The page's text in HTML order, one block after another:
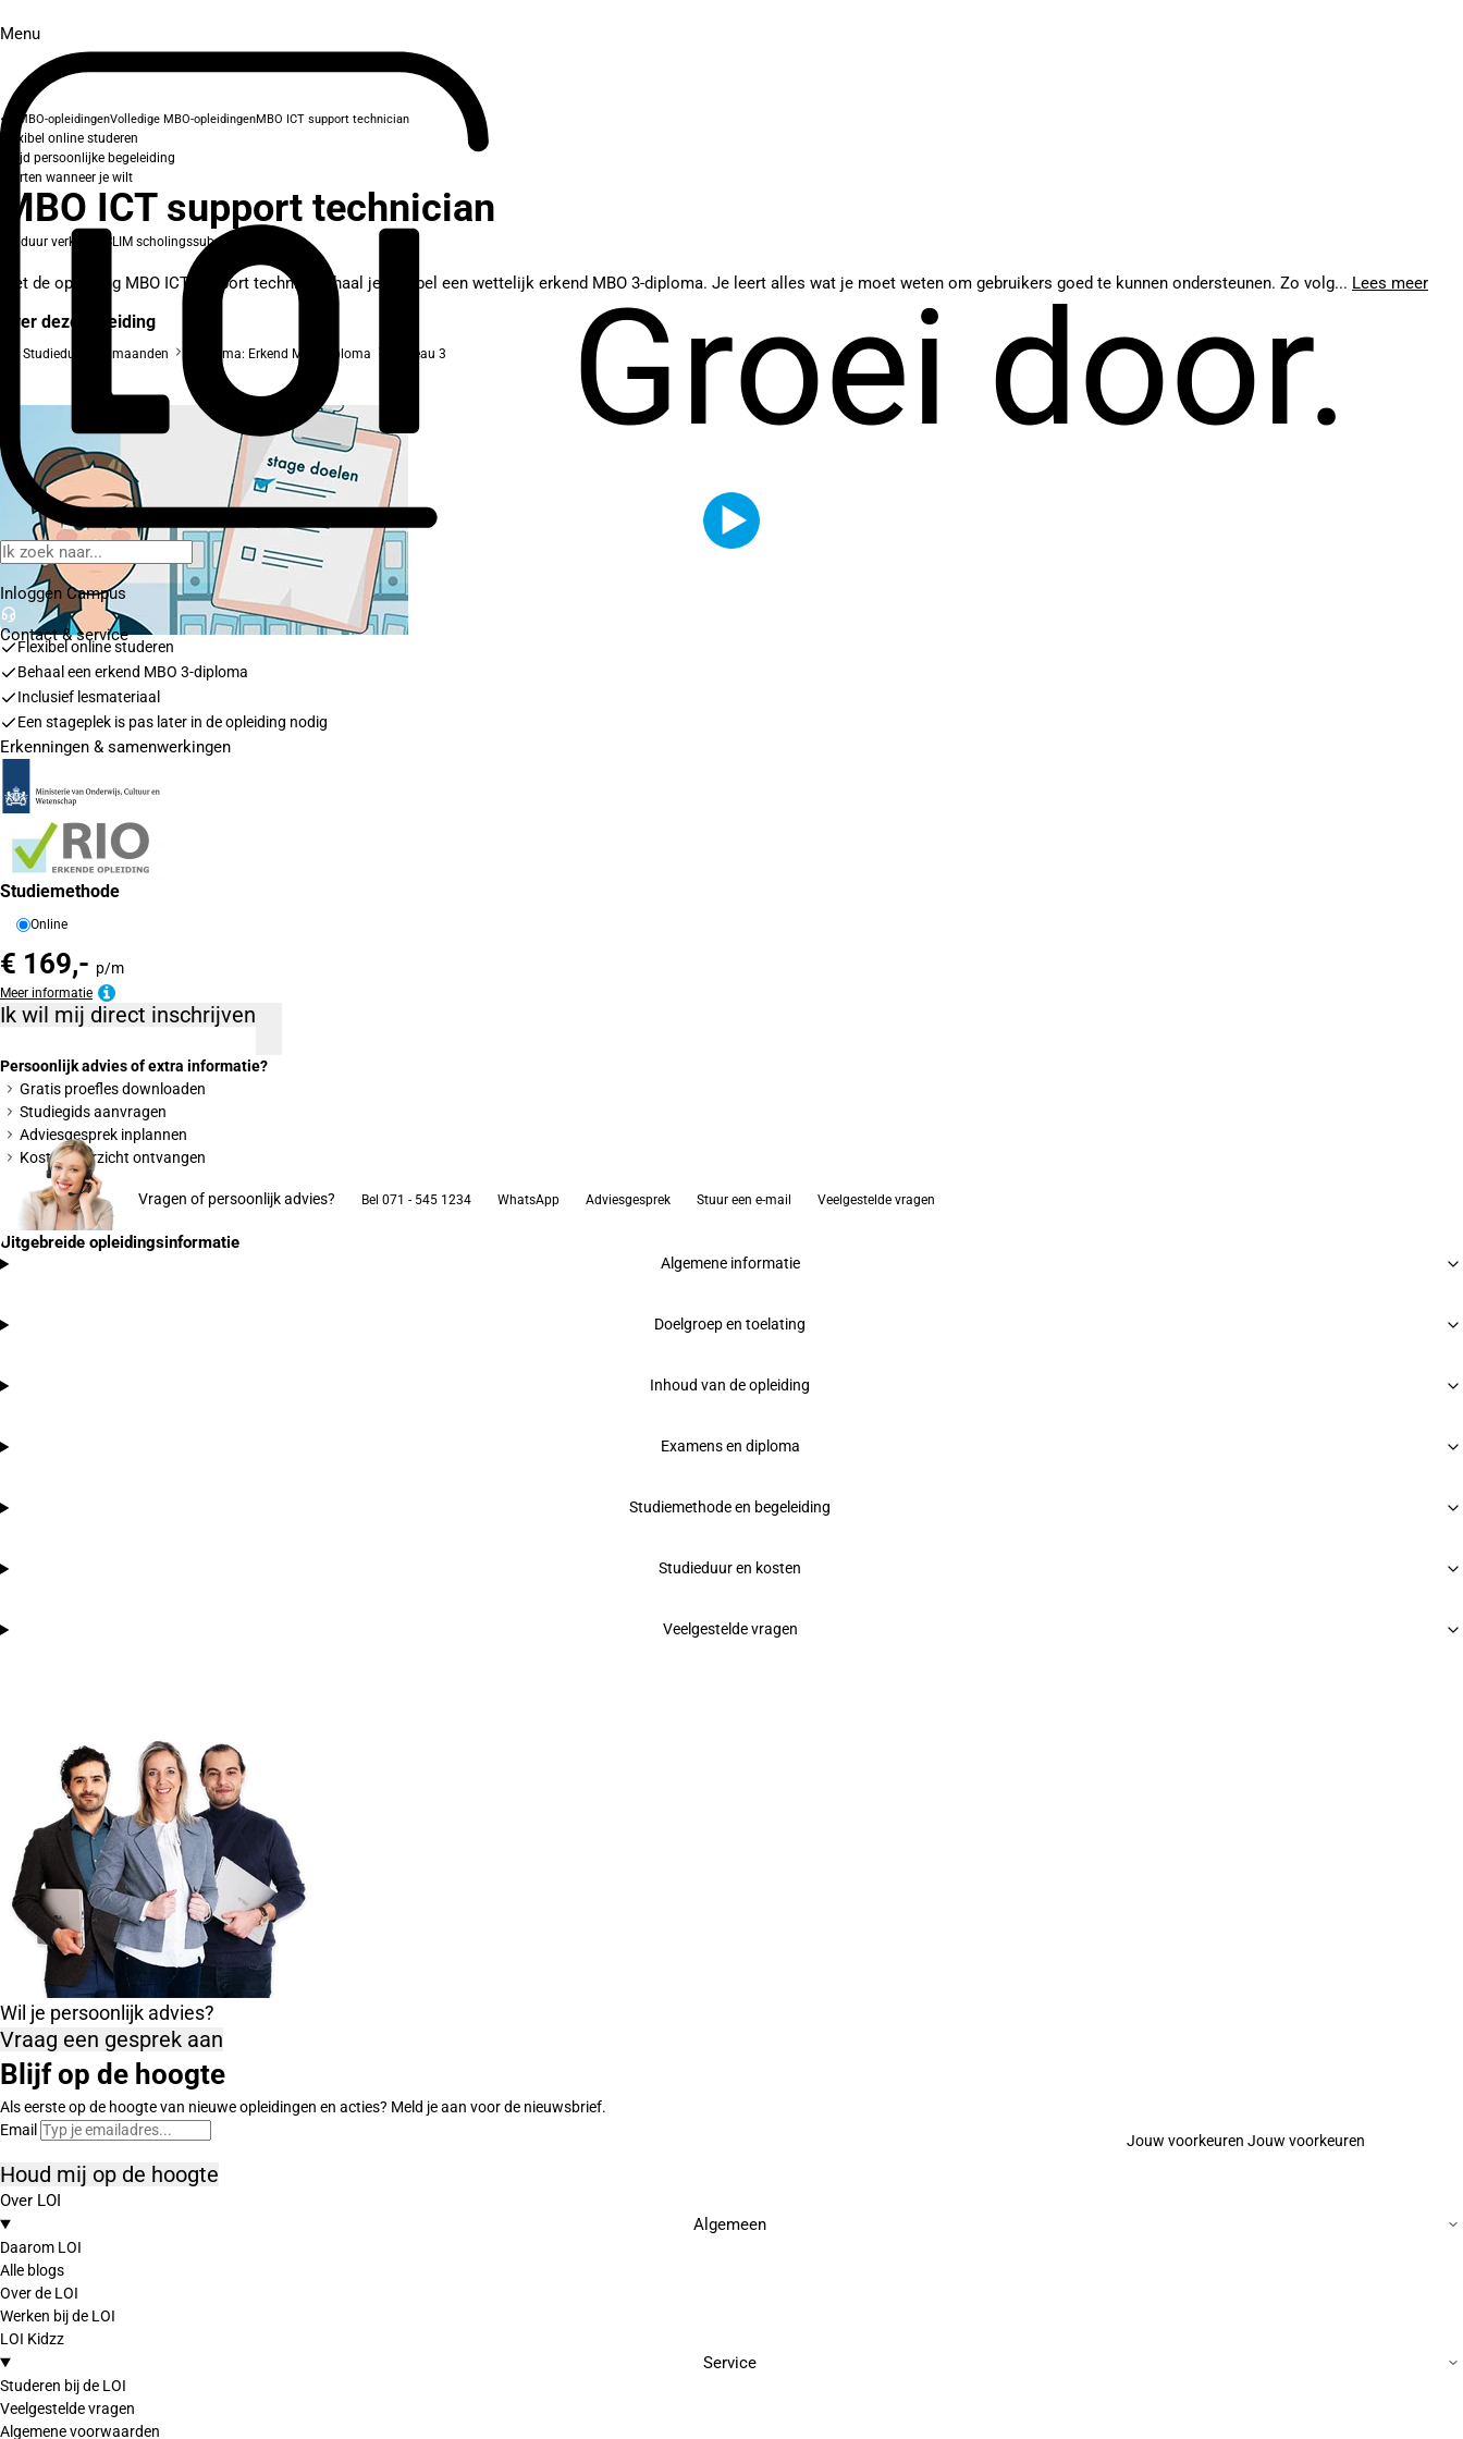
Menu
Groei door.
Inloggen Campus
Contact& service
MBO-opleidingenVolledige MBO-opleidingenMBO ICT support technician
Flexibel online studeren
Altijd persoonlijke begeleiding
Starten wanneer je wilt
MBO ICT support technician
In duur verkort SLIM scholingssubsidie
Met de opleiding MBO ICT support technician haal je flexibel een wettelijk erkend MBO 3-diploma. Je leert alles wat je moet weten om gebruikers goed te kunnen ondersteunen. Zo volg... Lees meer
Over deze opleiding
Studieduur: 14 maanden Diploma: Erkend MBO-diploma Niveau 3
Flexibel online studeren
Behaal een erkend MBO 3-diploma
Inclusief lesmateriaal
Een stageplek is pas later in de opleiding nodig
Erkenningen & samenwerkingen
Studiemethode
Online
€ 169,- p/m
Meer informatie
Ik wil mij direct inschrijven
Persoonlijk advies of extra informatie?
Gratis proefles downloaden
Studiegids aanvragen
Adviesgesprek inplannen
Kostenoverzicht ontvangen
Vragen of persoonlijk advies? Bel 071 - 545 1234 WhatsApp Adviesgesprek Stuur een e-mail Veelgestelde vragen
Uitgebreide opleidingsinformatie
Algemene informatie
Doelgroep en toelating
Inhoud van de opleiding
Examens en diploma
Studiemethode en begeleiding
Studieduur en kosten
Veelgestelde vragen
Wil je persoonlijk advies?
Vraag een gesprek aan
Blijf op de hoogte
Als eerste op de hoogte van nieuwe opleidingen en acties? Meld je aan voor de nieuwsbrief.
Email
Jouw voorkeuren
Houd mij op de hoogte
Over LOI
Algemeen
Daarom LOI
Alle blogs
Over de LOI
Werken bij de LOI
LOI Kidzz
Service
Studeren bij de LOI
Veelgestelde vragen
Algemene voorwaarden